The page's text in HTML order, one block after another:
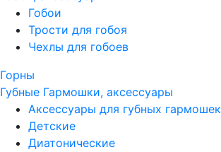
Гобои
Трости для гобоя
Чехлы для гобоев
Горны
Губные Гармошки, аксессуары
Аксессуары для губных гармошек
Детские
Диатонические